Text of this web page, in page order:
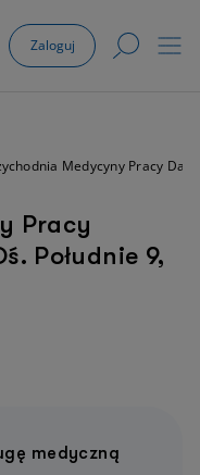
Zaloguj
Medycyny Pracy
Pracy
Południe 9,
medyczną